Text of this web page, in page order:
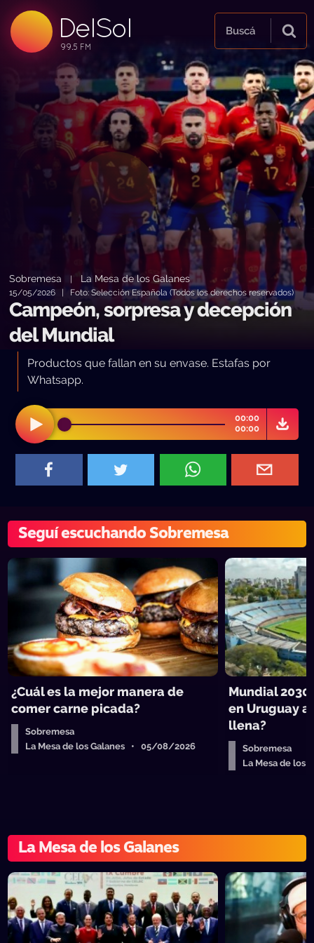
DelSol
99.5 FM
Buscá
Sobremesa La Mesa de los Galanes
15/05/2026 | Foto: Selección Española (Todos los derechos reservados)
Campeón, sorpresa y decepción
del Mundial
Productos que fallan en su envase. Estafas por
Whatsapp.
00:00
00:00
Seguí escuchando Sobremesa
¿Cuál es la mejor manera de
comer carne picada?
Sobremesa
La Mesa de los Galanes • 05/08/2026
Mundial
en Uruguay a
llena?
Sobremesa
La Mesa de
La Mesa de los Galanes